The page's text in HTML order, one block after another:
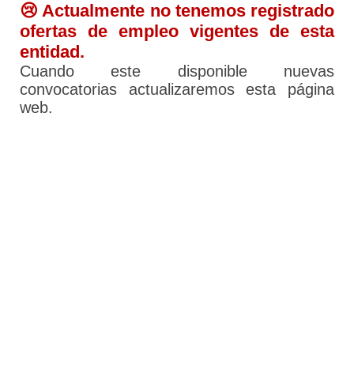
😢 Actualmente no tenemos registrado
ofertas de empleo vigentes de esta
entidad.
Cuando este disponible nuevas
convocatorias actualizaremos esta página
web.